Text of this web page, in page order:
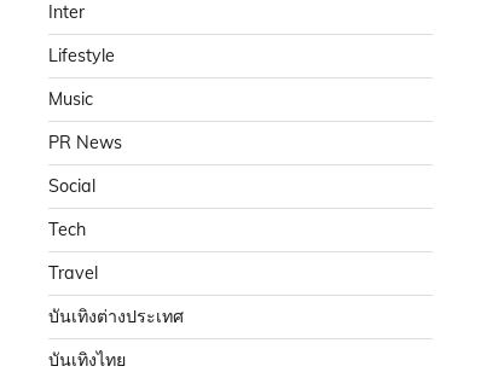
Inter
Lifestyle
Music
PR News
Social
Tech
Travel
บันเทิงต่างประเทศ
บันเทิงไทย